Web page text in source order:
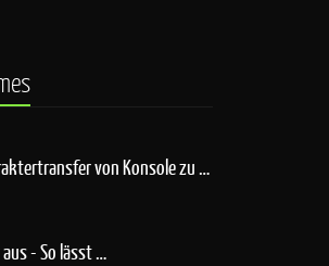
von Konsole zu …
- So lässt …